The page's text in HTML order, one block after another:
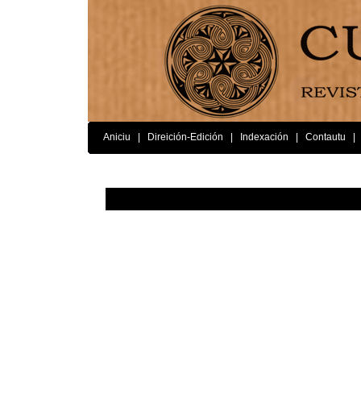
Aniciu Direición-Edición Indexación Contautu